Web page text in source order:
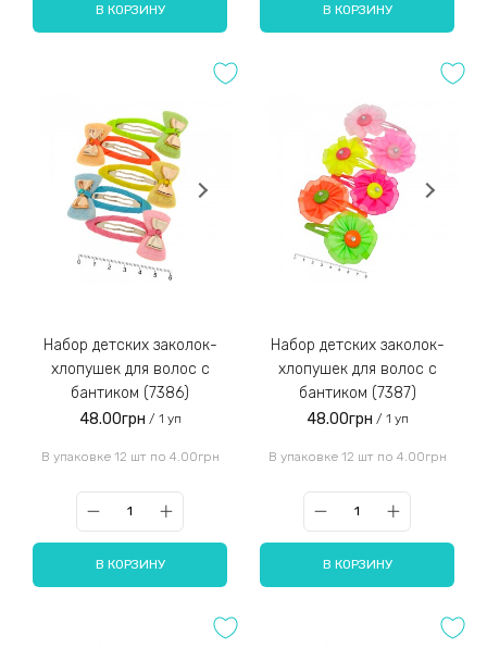
В КОРЗИНУ В КОРЗИНУ
Набор детских заколок-
хлопушек для волос с
бантиком (7386)
48.00грн / 1 уп
В упаковке 12 шт по 4.00грн
В КОРЗИНУ
Набор детских заколок-
хлопушек для волос с
бантиком (7387)
48.00грн / 1 уп
В упаковке 12 шт по 4.00грн
В КОРЗИНУ